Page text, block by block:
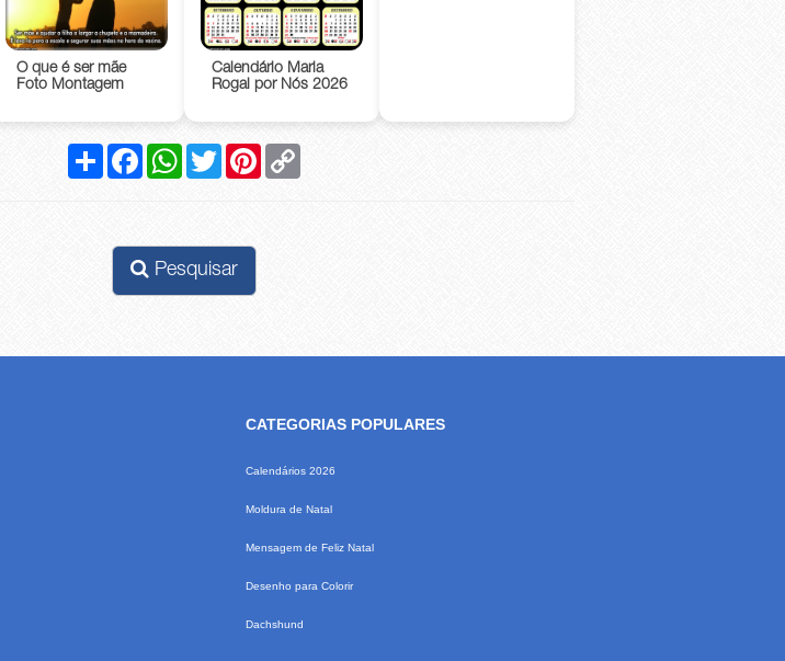
O que é ser mãe
Foto Montagem
Calendário Maria
Rogai por Nós 2026
Compartilhar
FacebookWhatsApp
TwitterPinterestCopy
Pesquisar
CATEGORIAS POPULARES
Calendários 2026
Moldura de Natal
Mensagem de Feliz Natal
Desenho para Colorir
Dachshund